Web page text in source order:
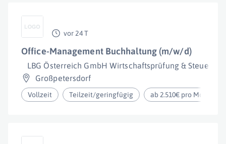
vor 24 T
Office-Management Buchhaltung (m/w/d)
LBG Österreich GmbH Wirtschaftsprüfung &
Großpetersdorf
Vollzeit Teilzeit/geringfügig ab 2.510€ pro Monat